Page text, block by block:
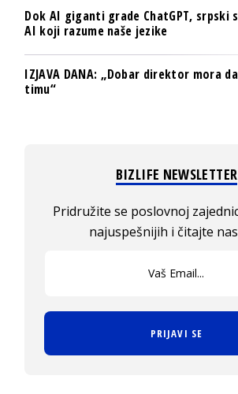
Dok AI giganti grade ChatGPT, srpski
AI koji razume naše jezike
IZJAVA DANA: „Dobar direktor mora
timu“
BIZLIFE NEWSLETTER
Pridružite se poslovnoj
najuspešnijih i čitajte
PRIJAVI SE